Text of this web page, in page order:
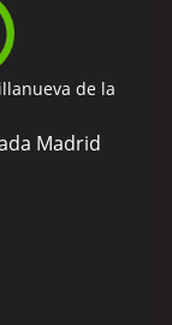
de la
Madrid